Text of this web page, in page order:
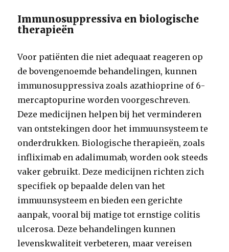
Immunosuppressiva en biologische
therapieën
Voor patiënten die niet adequaat reageren op
de bovengenoemde behandelingen, kunnen
immunosuppressiva zoals azathioprine of 6-
mercaptopurine worden voorgeschreven.
Deze medicijnen helpen bij het verminderen
van ontstekingen door het immuunsysteem te
onderdrukken. Biologische therapieën, zoals
infliximab en adalimumab, worden ook steeds
vaker gebruikt. Deze medicijnen richten zich
specifiek op bepaalde delen van het
immuunsysteem en bieden een gerichte
aanpak, vooral bij matige tot ernstige colitis
ulcerosa. Deze behandelingen kunnen
levenskwaliteit verbeteren, maar vereisen